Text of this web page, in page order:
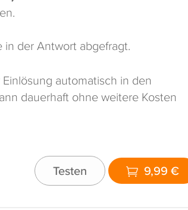
der Antwort abgefragt.
automatisch in den
dauerhaft ohne weitere Kosten
Testen 9,99 €